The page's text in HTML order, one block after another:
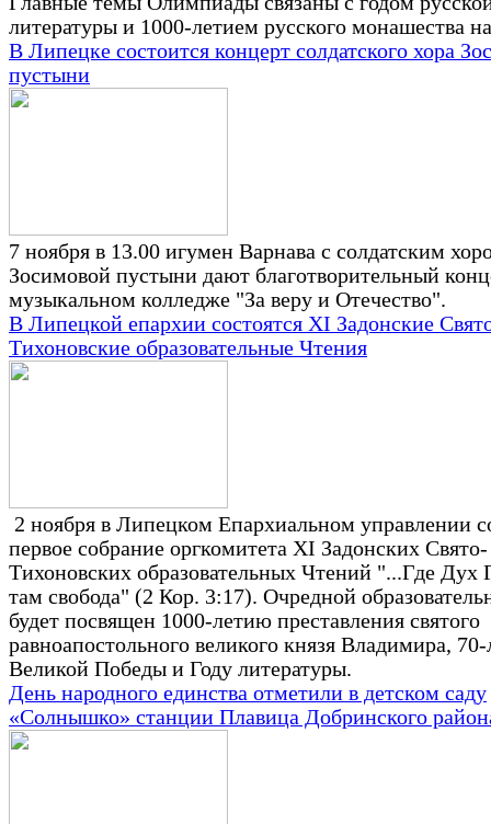
литературы и 1000-летием русского монашества
В Липецке состоится концерт солдатского хора
пустыни
7 ноября в 13.00 игумен Варнава с солдатским
Зосимовой пустыни дают благотворительный
музыкальном колледже "За веру и Отечество".
В Липецкой епархии состоятся XI Задонские
Тихоновские образовательные Чтения
2 ноября в Липецком Епархиальном управлении
первое собрание оргкомитета XI Задонских Свято-
Тихоновских образовательных Чтений "...Где Дух
там свобода" (2 Кор. 3:17). Очредной
будет посвящен 1000-летию преставления святого
равноапостольного великого князя Владимира,
Великой Победы и Году литературы.
День народного единства отметили в детском саду
«Солнышко» станции Плавица Добринского